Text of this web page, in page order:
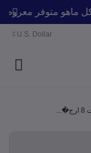
كل ماهو متوفر
U.S. Dollar